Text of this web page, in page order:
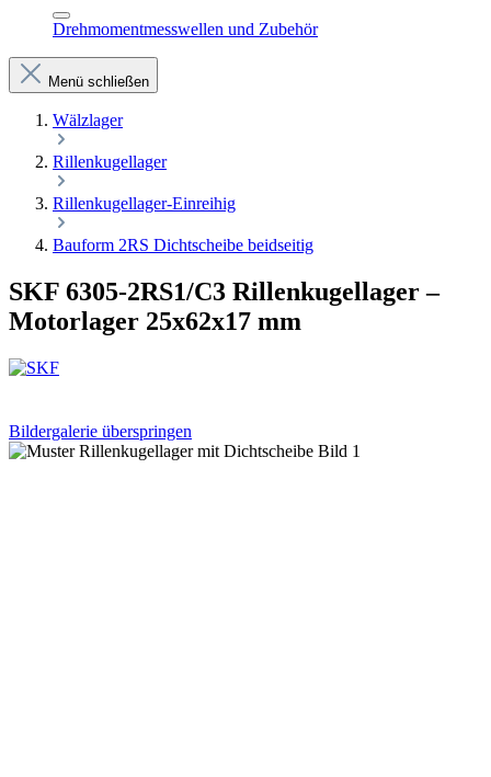
Drehmomentmesswellen und Zubehör
Menü schließen
Wälzlager
Rillenkugellager
Rillenkugellager-Einreihig
Bauform 2RS Dichtscheibe beidseitig
SKF 6305-2RS1/C3 Rillenkugellager –
Motorlager 25x62x17 mm
Bildergalerie überspringen